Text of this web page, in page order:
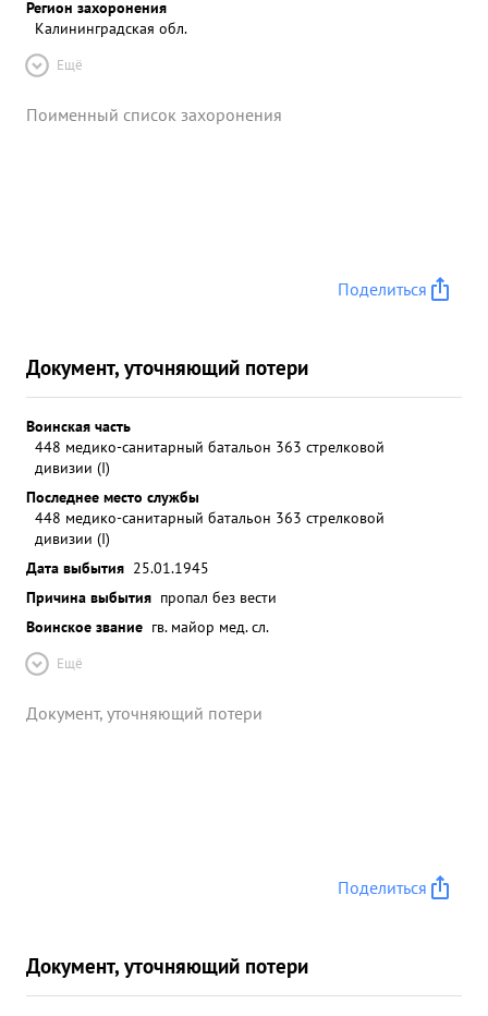
Регион захоронения
Калининградская обл.
Ещё
Поименный список захоронения
Поделиться
Документ, уточняющий потери
Воинская часть
448 медико-санитарный батальон 363 стрелковой
дивизии (I)
Последнее место службы
448 медико-санитарный батальон 363 стрелковой
дивизии (I)
Дата выбытия 25.01.1945
Причина выбытия пропал без вести
Воинское звание гв. майор мед. сл.
Ещё
Документ, уточняющий потери
Поделиться
Документ, уточняющий потери